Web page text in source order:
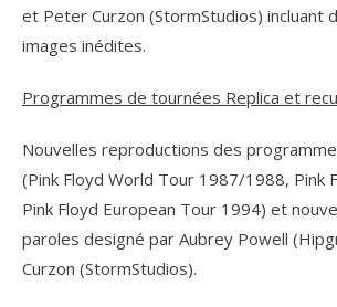
et Peter Curzon (StormStudios) incluant
images inédites.
Programmes de tournées Replica et
Nouvelles reproductions des
(Pink Floyd World Tour 1987/1988, Pink
Pink Floyd European Tour 1994) et
paroles designé par Aubrey Powell
Curzon (StormStudios).